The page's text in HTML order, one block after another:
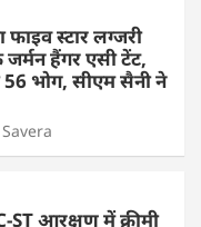
स्टार लग्जरी
जर्मन हैंगर एसी टेंट,
भोग, सीएम सैनी ने
ST आरक्षण में क्रीमी